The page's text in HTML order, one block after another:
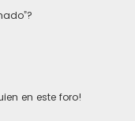
en este foro!